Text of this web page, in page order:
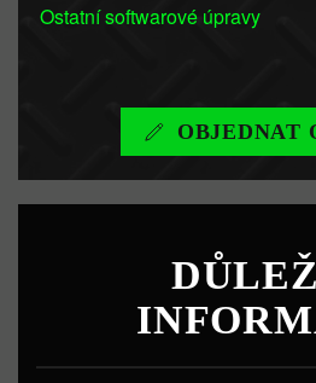
Ostatní softwarové úpravy
OBJEDNAT